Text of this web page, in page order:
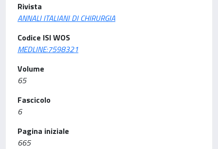
Rivista
ANNALI ITALIANI DI CHIRURGIA
Codice ISI WOS
MEDLINE:7598321
Volume
65
Fascicolo
6
Pagina iniziale
665